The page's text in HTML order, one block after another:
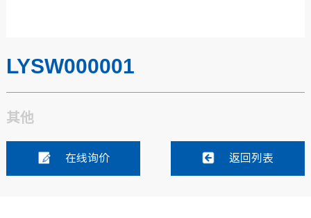
LYSW000001
其他
在线询价 返回列表